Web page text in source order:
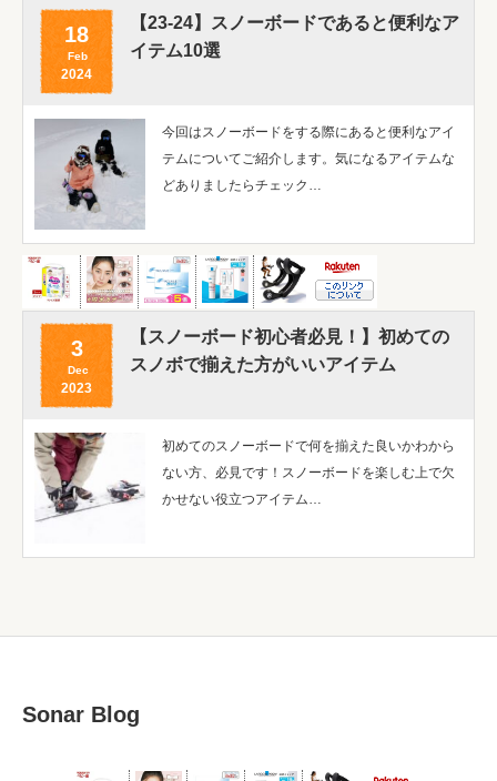
18
Feb
2024
【23-24】スノーボードであると便利なア
イテム10選
今回はスノーボードをする際にあると便利なアイ
テムについてご紹介します。気になるアイテムな
どありましたらチェック…
3
Dec
2023
【スノーボード初心者必見！】初めての
スノボで揃えた方がいいアイテム
初めてのスノーボードで何を揃えた良いかわから
ない方、必見です！スノーボードを楽しむ上で欠
かせない役立つアイテム…
Sonar Blog